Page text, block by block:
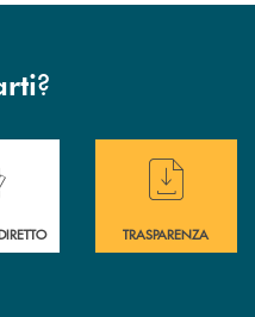
?
di assistenza immediata ?
Hai bisogno di
TRASPARENZA